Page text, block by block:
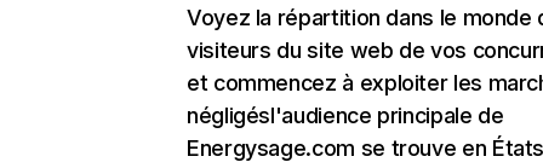
Voyez la répartition dans le monde
visiteurs du site web de vos
et commencez à exploiter les
négligésl'audience principale de
Energysage.com se trouve en